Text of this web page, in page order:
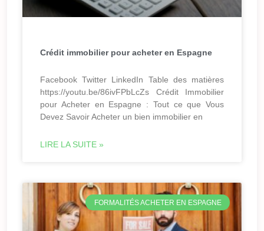
Crédit immobilier pour acheter en Espagne
Facebook Twitter LinkedIn Table des matières
https://youtu.be/86ivFPbLcZs Crédit Immobilier
pour Acheter en Espagne : Tout ce que Vous
Devez Savoir Acheter un bien immobilier en
LIRE LA SUITE »
FORMALITÉS ACHETER EN ESPAGNE